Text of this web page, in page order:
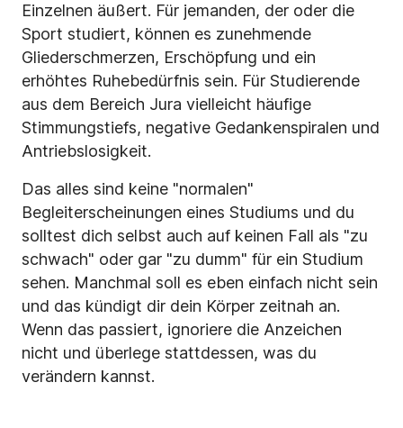
Einzelnen äußert. Für jemanden, der oder die
Sport studiert, können es zunehmende
Gliederschmerzen, Erschöpfung und ein
erhöhtes Ruhebedürfnis sein. Für Studierende
aus dem Bereich Jura vielleicht häufige
Stimmungstiefs, negative Gedankenspiralen und
Antriebslosigkeit.
Das alles sind keine "normalen"
Begleiterscheinungen eines Studiums und du
solltest dich selbst auch auf keinen Fall als "zu
schwach" oder gar "zu dumm" für ein Studium
sehen. Manchmal soll es eben einfach nicht sein
und das kündigt dir dein Körper zeitnah an.
Wenn das passiert, ignoriere die Anzeichen
nicht und überlege stattdessen, was du
verändern kannst.